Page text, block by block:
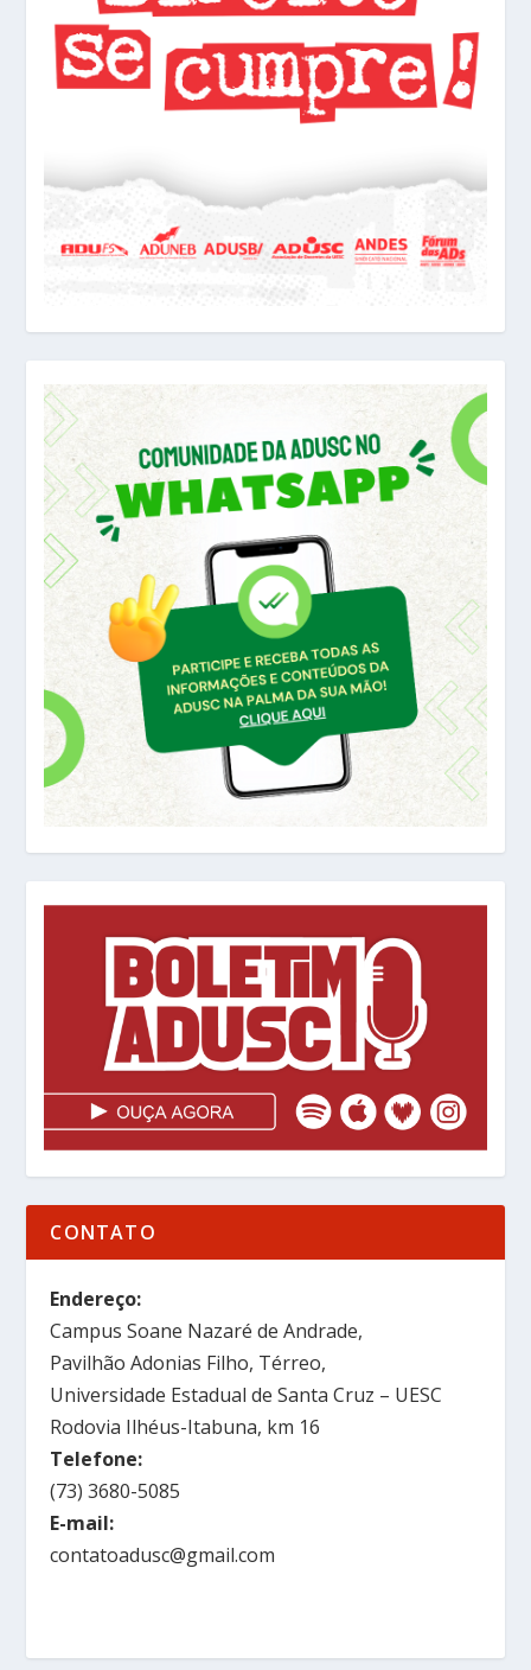
CONTATO
Endereço:
Campus Soane Nazaré de Andrade,
Pavilhão Adonias Filho, Térreo,
Universidade Estadual de Santa Cruz – UESC
Rodovia Ilhéus-Itabuna, km 16
Telefone:
(73) 3680-5085
E-mail:
contatoadusc@gmail.com